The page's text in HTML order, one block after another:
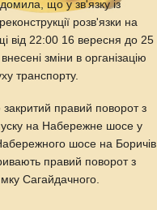
що у зв'язку із
розв'язки на
від 22:00 16 вересня до 25
зміни в організацію
транспорту.
правий поворот з
на Набережне шосе у
шосе на Боричів
правий поворот з
Сагайдачного.